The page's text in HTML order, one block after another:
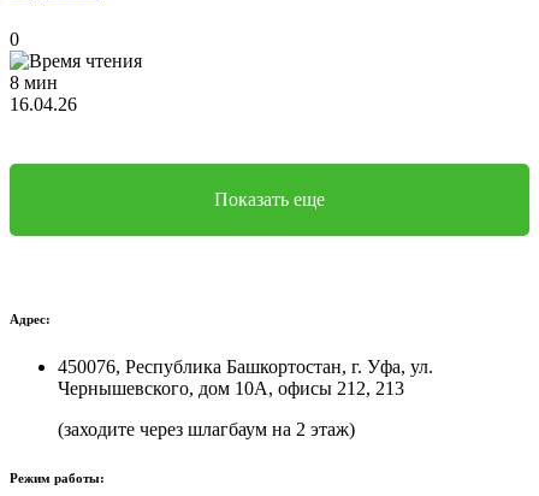
0
8 мин
16.04.26
Показать еще
Адрес:
450076, Республика Башкортостан, г. Уфа, ул.
Чернышевского, дом 10А, офисы 212, 213
(заходите через шлагбаум на 2 этаж)
Режим работы: